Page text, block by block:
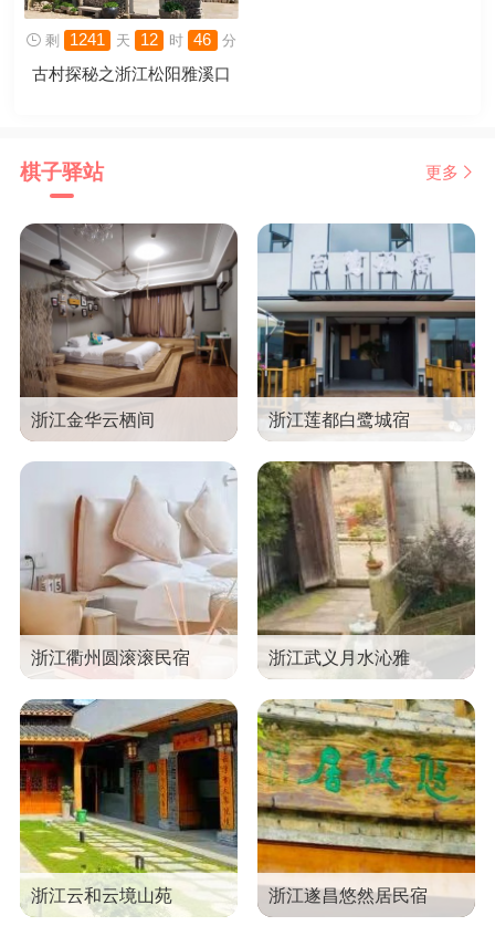
剩 1241 天 12 时 46 分
古村探秘之浙江松阳雅溪口
棋子驿站 更多 
浙江金华云栖间 浙江莲都白鹭城宿
浙江衢州圆滚滚民宿 浙江武义月水沁雅
浙江云和云境山苑 浙江遂昌悠然居民宿